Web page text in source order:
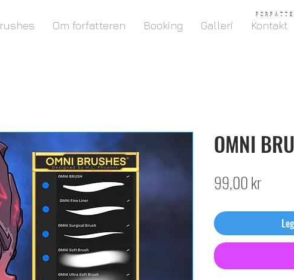
F O R F A T T
Om forfatteren Booking Galleri Kontakt
OMNI
99,00 krPris